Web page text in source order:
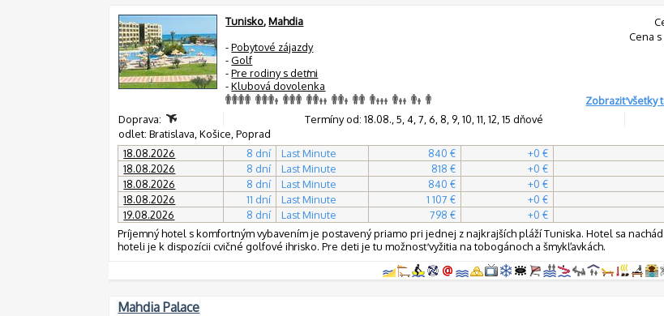
Cena
Tunisko,Mahdia
-Pobytové zájazdy
-Golf
-Pre rodiny s deťmi
-Klubová dovolenka
Zobraziť všetky
Doprava:
Termíny od: 18.08., 5, 4, 7, 6, 8, 9, 10, 11, 12, 15 dňové
odlet: Bratislava, Košice, Poprad
18.08.2026
8 dní Last Minute 840 € +0 €
18.08.2026
8 dní Last Minute 818 € +0 €
18.08.2026
8 dní Last Minute 840 € +0 €
18.08.2026
11 dní Last Minute 1 107 € +0 €
19.08.2026
8 dní Last Minute 798 € +0 €
Príjemný hotel s komfortným vybavením je postavený priamo pri jednej z najkrajších pláží Tuniska. Hotel sa
hoteli je k dispozícii cvičné golfové ihrisko. Pre deti je tu možnosť vyžitia na tobogánoch a šmykľavkách.
Mahdia Palace